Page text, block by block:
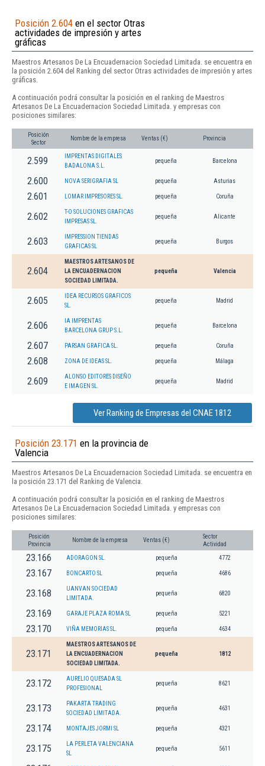
Posición 2.604 en el sector Otras
actividades de impresión y artes
gráficas
Maestros Artesanos De La Encuadernacion Sociedad Limitada. se encuentra en
la posición 2.604 del Ranking del sector Otras actividades de impresión y artes
gráficas.
A continuación podrá consultar la posición en el ranking de Maestros
Artesanos De La Encuadernacion Sociedad Limitada. y empresas con
posiciones similares:
Posición
Sector
Nombre de la empresa Ventas (€) Provincia
2.599
IMPRENTAS DIGITALES
BADALONA S.L.
pequeña Barcelona
2.600 NOVA SERIGRAFIA SL pequeña Asturias
2.601 LOMAR IMPRESORES SL. pequeña Coruña
2.602
T-O SOLUCIONES GRAFICAS
IMPRESAS SL.
pequeña Alicante
2.603
IMPRESSION TIENDAS
GRAFICAS SL
pequeña Burgos
2.604
MAESTROS ARTESANOS DE
LA ENCUADERNACION
SOCIEDAD LIMITADA.
pequeña Valencia
2.605
IDEA RECURSOS GRAFICOS
SL.
pequeña Madrid
2.606
IA IMPRENTAS
BARCELONA GRUP S.L.
pequeña Barcelona
2.607 PARSAN GRAFICA SL. pequeña Coruña
2.608 ZONA DE IDEAS SL. pequeña Málaga
2.609
ALONSO EDITORES DISEÑO
E IMAGEN SL.
pequeña Madrid
Ver Ranking de Empresas del CNAE 1812
Posición 23.171 en la provincia de
Valencia
Maestros Artesanos De La Encuadernacion Sociedad Limitada. se encuentra en
la posición 23.171 del Ranking de Valencia.
A continuación podrá consultar la posición en el ranking de Maestros
Artesanos De La Encuadernacion Sociedad Limitada. y empresas con
posiciones similares:
Posición
Provincia
Nombre de la empresa Ventas (€)
Sector
Actividad
23.166 ADORAGON SL. pequeña 4772
23.167 BONCARTO SL pequeña 4686
23.168
UANVAN SOCIEDAD
LIMITADA.
pequeña 6820
23.169 GARAJE PLAZA ROMA SL pequeña 5221
23.170 VIÑA MEMORIAS SL. pequeña 4634
23.171
MAESTROS ARTESANOS DE
LA ENCUADERNACION
SOCIEDAD LIMITADA.
pequeña 1812
23.172
AURELIO QUESADA SL
PROFESIONAL
pequeña 8621
23.173
PAKARTA TRADING
SOCIEDAD LIMITADA.
pequeña 4631
23.174 MONTAJES JORMI SL pequeña 4321
23.175
LA PERLETA VALENCIANA
SL
pequeña 5611